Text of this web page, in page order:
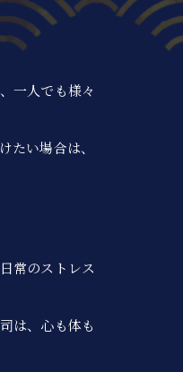
一人でも様々
い場合は、
常のストレス
は、心も体も